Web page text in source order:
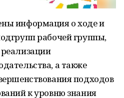
информация о ходе и
рабочей группы,
а также
подходов
к уровню знания